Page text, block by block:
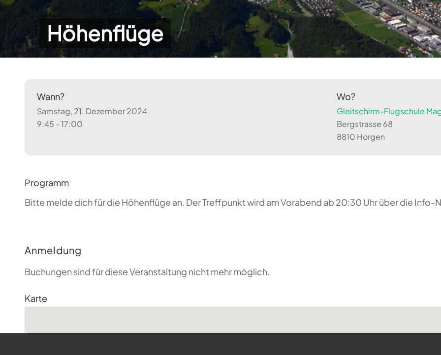
Höhenflüge
Wann?
Samstag, 21. Dezember 2024
9:45 - 17:00
Wo?
Gleitschirm-Flugschule
Bergstrasse 68
8810 Horgen
Programm
Bitte melde dich für die Höhenflüge an. Der Treffpunkt wird am Vorabend ab 20:30 Uhr über die Info-
Anmeldung
Buchungen sind für diese Veranstaltung nicht mehr möglich.
Karte